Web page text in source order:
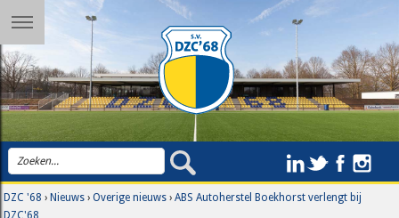
DZC '68 ›Nieuws ›Overige nieuws ›ABS Autoherstel Boekhorst verlengt bij
DZC'68